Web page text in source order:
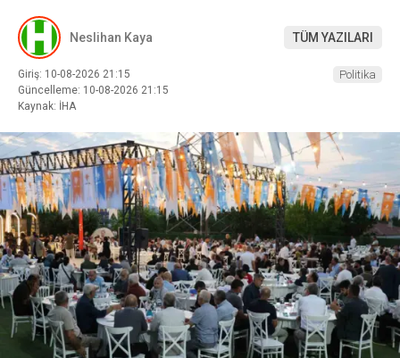
Neslihan Kaya TÜM YAZILARI
Giriş: 10-08-2026 21:15
Güncelleme: 10-08-2026 21:15
Kaynak: İHA
Politika